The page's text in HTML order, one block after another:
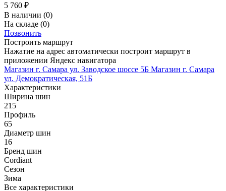
5 760 ₽
В наличии (0)
На складе (0)
Позвонить
Построить маршрут
Нажатие на адрес автоматически построит маршрут в
приложении Яндекс навигатора
Магазин г. Самара ул. Заводское шоссе 5Б Магазин г. Самара
ул. Демократическая, 51Б
Характеристики
Ширина шин
215
Профиль
65
Диаметр шин
16
Бренд шин
Cordiant
Сезон
Зима
Все характеристики